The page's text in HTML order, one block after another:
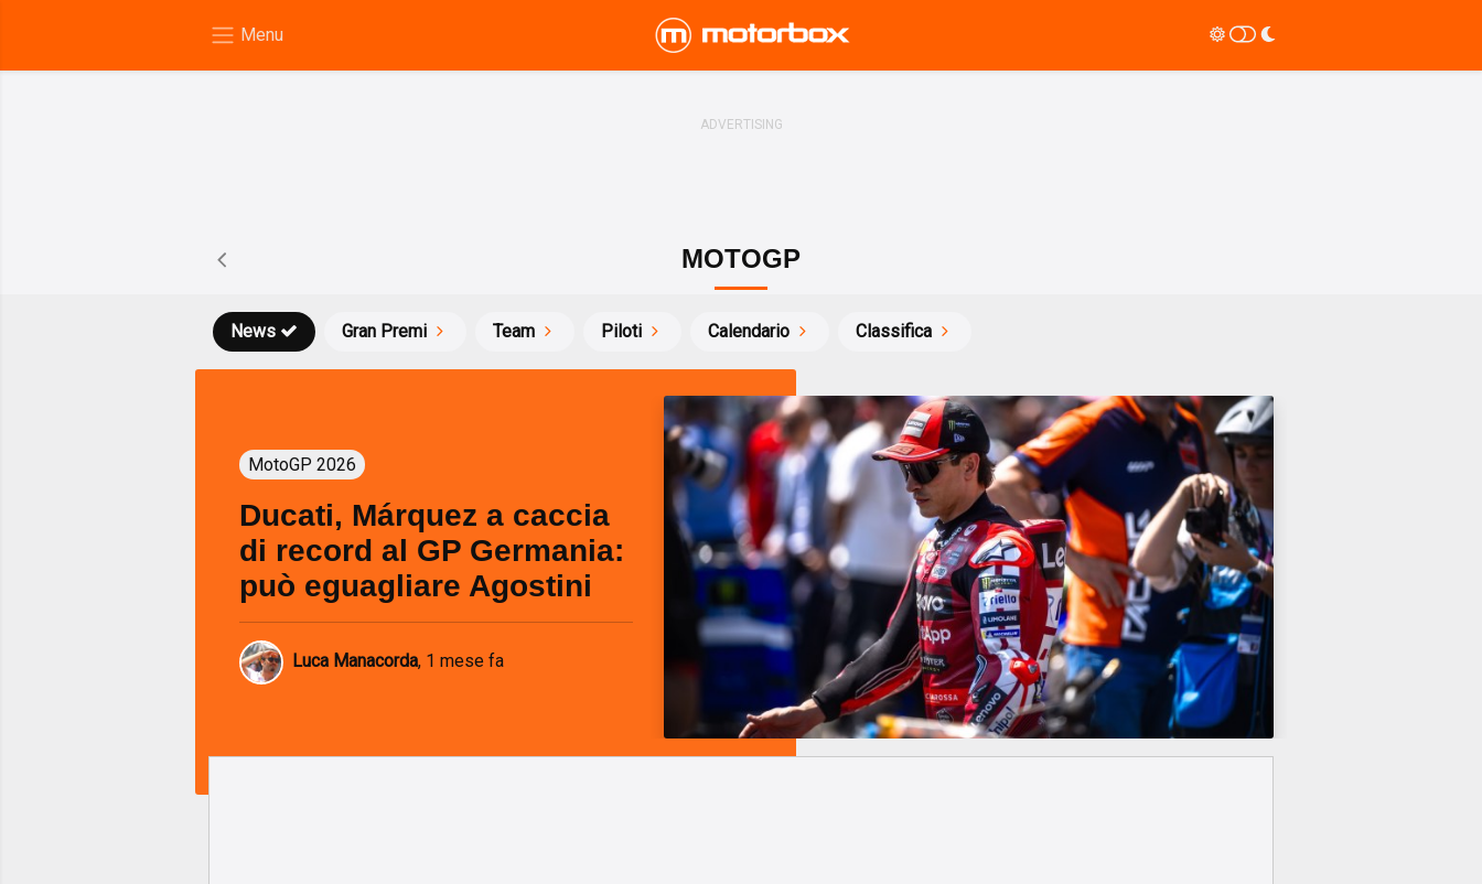
MOTOGP
News Gran Premi Team Piloti Calendario Classifica
MotoGP 2026
Ducati, Márquez a caccia
di record al GP Germania:
può eguagliare Agostini
Luca Manacorda, 1 mese fa